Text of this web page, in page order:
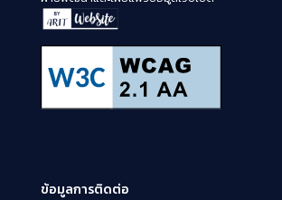
ข้อมูลการติดต่อ